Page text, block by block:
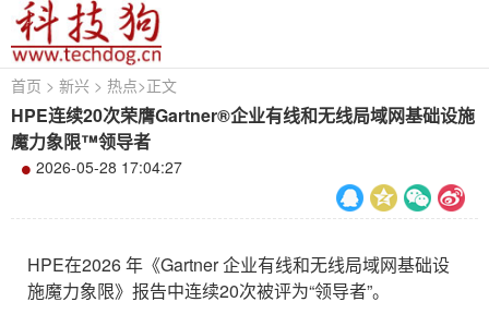
首页 > 新兴 > 热点>正文
HPE连续20次荣膺Gartner®企业有线和无线局域网基础设施
魔力象限™领导者
2026-05-28 17:04:27
HPE在2026 年《Gartner 企业有线和无线局域网基础设
施魔力象限》报告中连续20次被评为“领导者”。